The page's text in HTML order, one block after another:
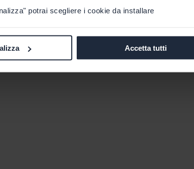
potrai scegliere i cookie da installare
Accetta tutti